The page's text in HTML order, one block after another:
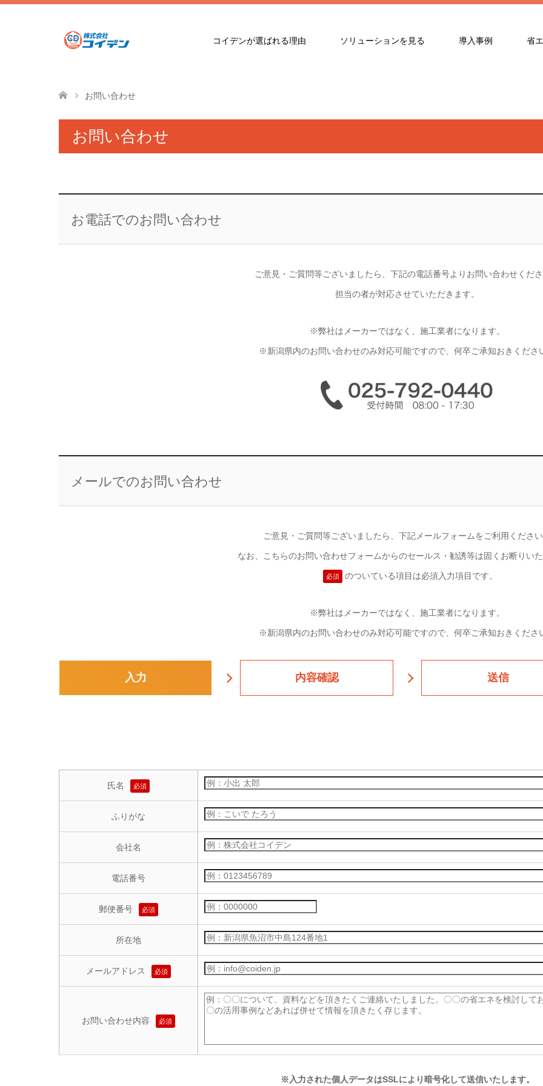
コイデンが選ばれる理由 ソリューションを見る 導入事例 省
お問い合わせ
お問い合わせ
お電話でのお問い合わせ
ご意見・ご質問等ございましたら、 下記の電話番号よりお問い合わせくださ
担当の者が対応させていただきます。
※弊社はメーカーではなく、施工業者になります。
※新潟県内のお問い合わせのみ対応可能ですので、何卒ご承知おきくださ
メールでのお問い合わせ
ご意見・ご質問等ございましたら、 下記メールフォームをご利用ください
なお、こちらのお問い合わせフォームからのセールス・勧誘等は固くお断りいた
必須 のついている項目は必須入力項目です。
※弊社はメーカーではなく、施工業者になります。
※新潟県内のお問い合わせのみ対応可能ですので、何卒ご承知おきくださ
入力 内容確認 送信
氏名 必須
ふりがな
会社名
電話番号
郵便番号 必須
所在地
メールアドレス 必須
お問い合わせ内容 必須
※入力された個人データはSSLにより暗号化して送信いたします。